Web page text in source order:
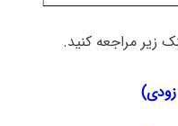
زیر مراجعه کنید.